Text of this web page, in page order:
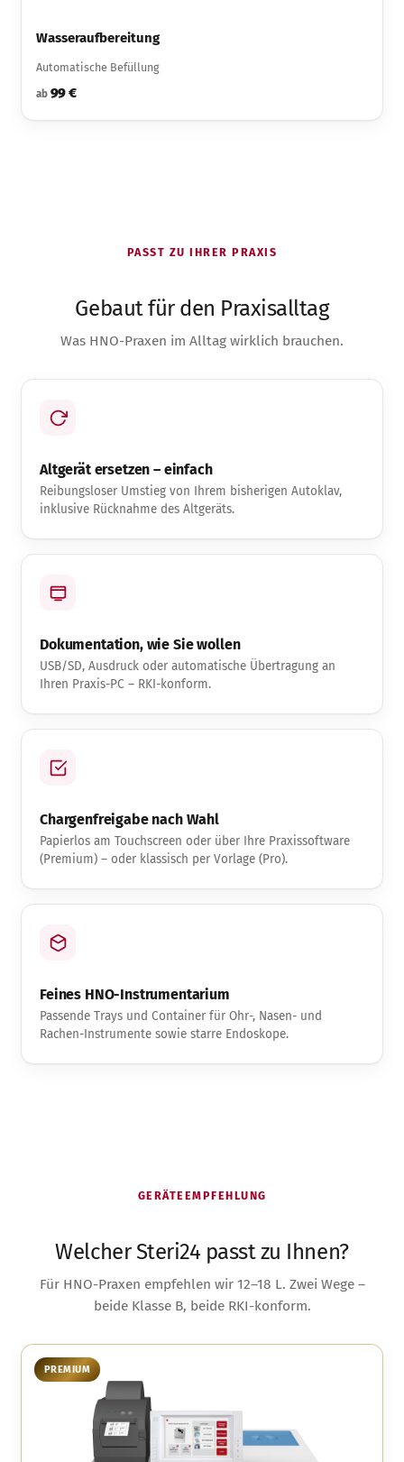
Wasseraufbereitung
Automatische Befüllung
ab99 €
PASST ZU IHRER PRAXIS
Gebaut für den Praxisalltag
Was HNO-Praxen im Alltag wirklich brauchen.
Altgerät ersetzen – einfach
Reibungsloser Umstieg von Ihrem bisherigen Autoklav,
inklusive Rücknahme des Altgeräts.
Dokumentation, wie Sie wollen
USB/SD, Ausdruck oder automatische Übertragung an
Ihren Praxis-PC – RKI-konform.
Chargenfreigabe nach Wahl
Papierlos am Touchscreen oder über Ihre Praxissoftware
(Premium) – oder klassisch per Vorlage (Pro).
Feines HNO-Instrumentarium
Passende Trays und Container für Ohr-, Nasen- und
Rachen-Instrumente sowie starre Endoskope.
GERÄTEEMPFEHLUNG
Welcher Steri24 passt zu Ihnen?
Für HNO-Praxen empfehlen wir 12–18 L. Zwei Wege –
beide Klasse B, beide RKI-konform.
PREMIUM